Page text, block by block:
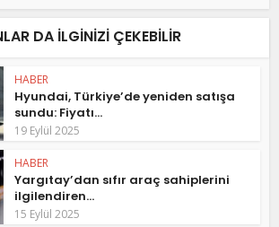
DA ILGINIZI ÇEKEBILIR
HABER
Hyundai, Türkiye’de yeniden satışa
sundu: Fiyatı...
19 Eylül 2025
HABER
Yargıtay’dan sıfır araç sahiplerini
ilgilendiren...
15 Eylül 2025